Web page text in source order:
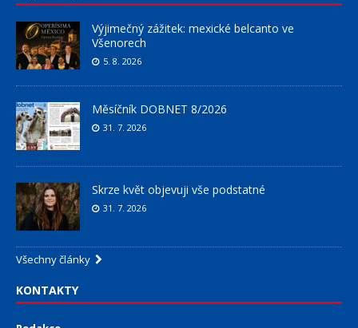
Výjimečný zážitek: mexické belcanto ve
Všenorech
5. 8. 2026
Měsíčník DOBNET 8/2026
31. 7. 2026
Skrze květ objevuji vše podstatné
31. 7. 2026
Všechny články
KONTAKTY